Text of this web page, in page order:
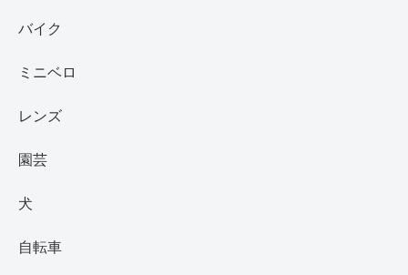
バイク
ミニベロ
レンズ
園芸
犬
自転車